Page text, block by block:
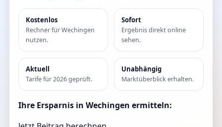
Kostenlos
Rechner für Wechingen
nutzen.
Sofort
Ergebnis direkt online
sehen.
Aktuell
Tarife für 2026 geprüft.
Unabhängig
Marktüberblick erhalten.
Ihre Ersparnis in Wechingen ermitteln: